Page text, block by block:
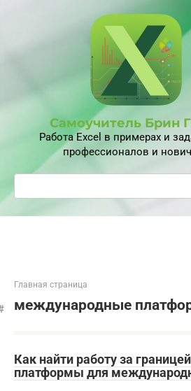
Самоучитель Брин
Работа Excel в примерах и
профессионалов и
Поиск:
Главная страница
международные
Как найти работу за
платформы для